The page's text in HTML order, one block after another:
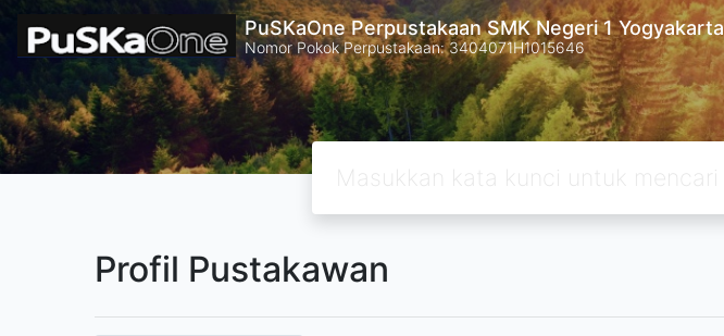
PuSKaOne Perpustakaan SMK Negeri 1 Yogyakarta
Nomor Pokok Perpustakaan: 3404071H1015646
Profil Pustakawan